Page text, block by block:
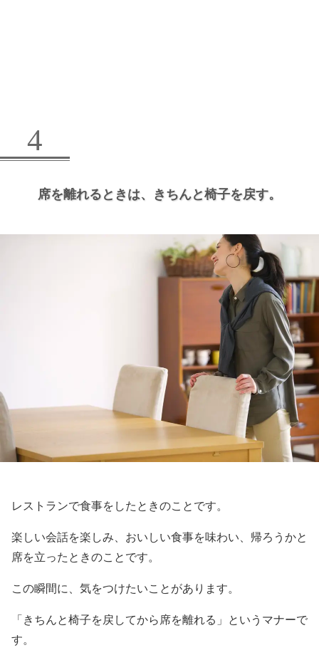
4
席を離れるときは、 きちんと椅子を戻す。
レストランで食事をしたときのことです。
楽しい会話を楽しみ、おいしい食事を味わい、帰ろうかと
席を立ったときのことです。
この瞬間に、気をつけたいことがあります。
「きちんと椅子を戻してから席を離れる」というマナーで
す。